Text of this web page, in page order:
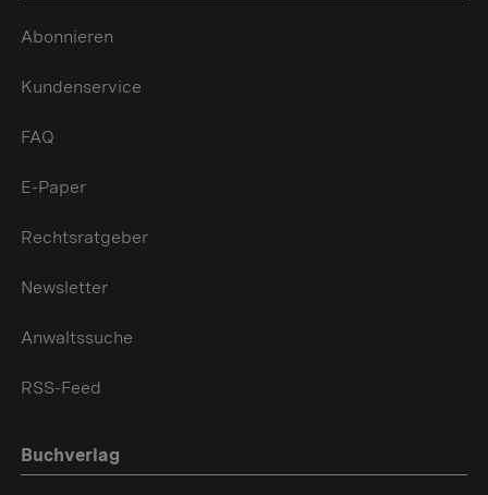
Abonnieren
Kundenservice
FAQ
E-Paper
Rechtsratgeber
Newsletter
Anwaltssuche
RSS-Feed
Buchverlag